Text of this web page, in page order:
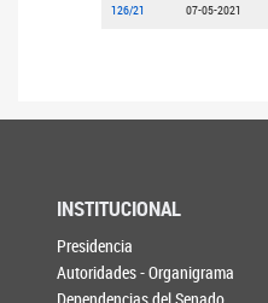
126/21 07-05-2021
INSTITUCIONAL
Presidencia
Autoridades - Organigrama
Dependencias del Senado